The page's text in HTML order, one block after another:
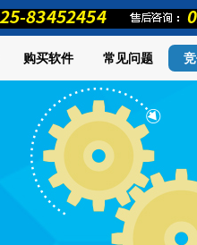
购买软件 常见问题